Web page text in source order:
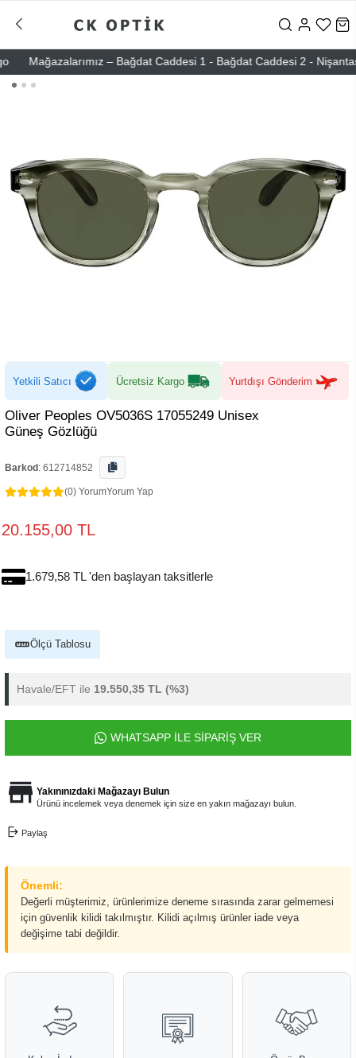
Mağazalarımız – Bağdat Caddesi 1 - Bağdat Caddesi 2 - Nişantaşı
Yetkili Satıcı Ücretsiz Kargo Yurtdışı Gönderim
Oliver Peoples OV5036S 17055249 Unisex
Güneş Gözlüğü
Barkod : 612714852
(0) YorumYorum Yap
20.155,00 TL
1.679,58 TL 'den başlayan taksitlerle
Ölçü Tablosu
Havale/EFT ile 19.550,35 TL (%3)
WHATSAPP İLE SİPARİŞ VER
Yakınınızdaki Mağazayı Bulun
Ürünü incelemek veya denemek için size en yakın mağazayı bulun.
Paylaş
Önemli:
Değerli müşterimiz, ürünlerimize deneme sırasında zarar gelmemesi
için güvenlik kilidi takılmıştır. Kilidi açılmış ürünler iade veya
değişime tabi değildir.